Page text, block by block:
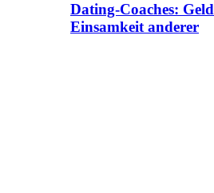
Dating-Coaches:
Einsamkeit anderer